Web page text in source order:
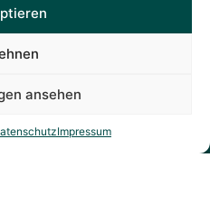
ansehen
Impressum
Angebot für